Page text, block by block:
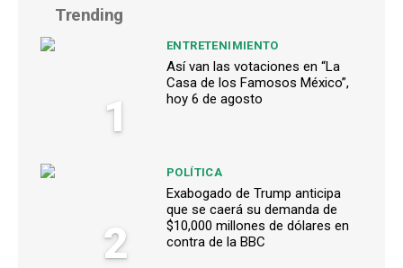
Trending
1
ENTRETENIMIENTO
Así van las votaciones en “La
Casa de los Famosos México”,
hoy 6 de agosto
2
POLÍTICA
Exabogado de Trump anticipa
que se caerá su demanda de
$10,000 millones de dólares en
contra de la BBC